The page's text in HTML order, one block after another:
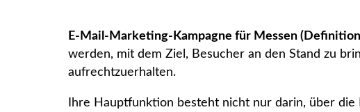
E-Mail-Marketing-Kampagne für Messen
werden, mit dem Ziel, Besucher an den Stand zu
aufrechtzuerhalten.
Ihre Hauptfunktion besteht nicht nur darin, über